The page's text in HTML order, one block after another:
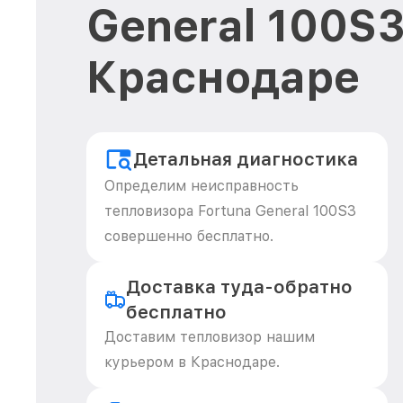
General
Краснодаре
Детальная диагностика
Определим неисправность
тепловизора Fortuna General 100S3
совершенно бесплатно.
Доставка туда-обратно
бесплатно
Доставим тепловизор нашим
курьером в Краснодаре.